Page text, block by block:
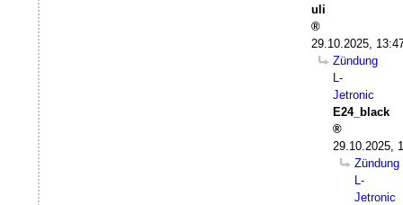
uli
29.10.2025,
Zündung
L-
Jetronic
E24_black
29.10.2025,
Zündung
L-
Jetronic